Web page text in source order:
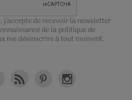
j'accepte de recevoir la newsletter
de lapolitique de
me désinscrire à tout moment.